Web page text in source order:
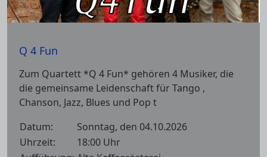
Q 4 Fun
Zum Quartett *Q 4 Fun* gehören 4 Musiker, die
die gemeinsame Leidenschaft für Tango ,
Chanson, Jazz, Blues und Pop t
Datum:
Sonntag, den 04.10.2026
Uhrzeit:
18:00 Uhr